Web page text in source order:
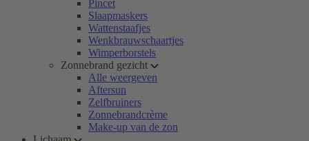
Pincet
Slaapmaskers
Wattenstaafjes
Wenkbrauwschaartjes
Wimperborstels
Zonnebrand gezicht
Alle weergeven
Aftersun
Zelfbruiners
Zonnebrandcrème
Make-up van de zon